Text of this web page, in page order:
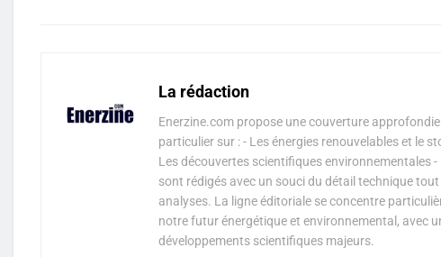
La rédaction
Enerzine.com propose une couverture
particulier sur : - Les énergies renouvelables et le
Les découvertes scientifiques environnementales
sont rédigés avec un souci du détail technique
analyses. La ligne éditoriale se concentre
notre futur énergétique et environnemental, avec
développements scientifiques majeurs.